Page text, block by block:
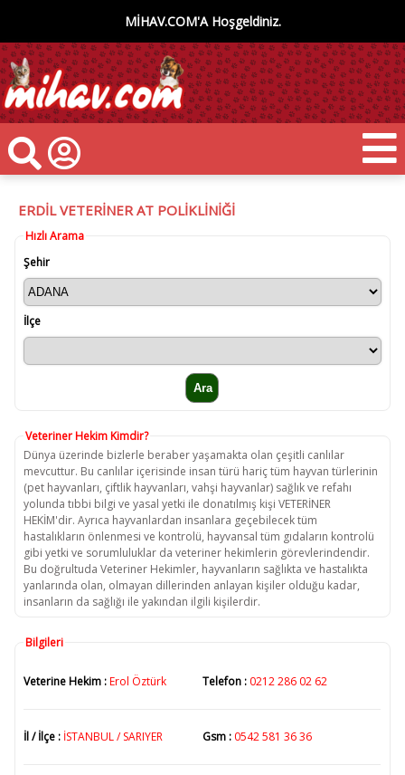
MİHAV.COM'A Hoşgeldiniz.
ERDİL VETERİNER AT POLİKLİNİĞİ
Hızlı Arama
Şehir
İlçe
Veteriner Hekim Kimdir?
Dünya üzerinde bizlerle beraber yaşamakta olan çeşitli canlılar
mevcuttur. Bu canlılar içerisinde insan türü hariç tüm hayvan türlerinin
(pet hayvanları, çiftlik hayvanları, vahşi hayvanlar) sağlık ve refahı
yolunda tıbbi bilgi ve yasal yetki ile donatılmış kişi VETERİNER
HEKİM'dir. Ayrıca hayvanlardan insanlara geçebilecek tüm
hastalıkların önlenmesi ve kontrolü, hayvansal tüm gıdaların kontrolü
gibi yetki ve sorumluluklar da veteriner hekimlerin görevlerindendir.
Bu doğrultuda Veteriner Hekimler, hayvanların sağlıkta ve hastalıkta
yanlarında olan, olmayan dillerinden anlayan kişiler olduğu kadar,
insanların da sağlığı ile yakından ilgili kişilerdir.
Bilgileri
Veterine Hekim :Erol Öztürk Telefon : 0212 286 02 62
İl / İlçe : İSTANBUL / SARIYER Gsm : 0542 581 36 36